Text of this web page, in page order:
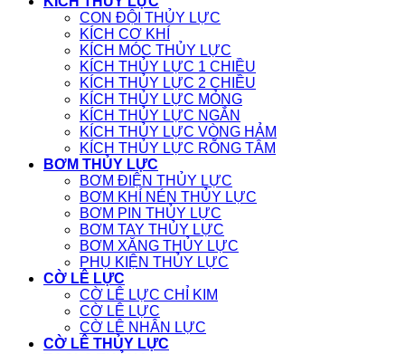
CON ĐỘI THỦY LỰC
KÍCH CƠ KHÍ
KÍCH MÓC THỦY LỰC
KÍCH THỦY LỰC 1 CHIỀU
KÍCH THỦY LỰC 2 CHIỀU
KÍCH THỦY LỰC MỎNG
KÍCH THỦY LỰC NGẮN
KÍCH THỦY LỰC VÒNG HẢM
KÍCH THỦY LỰC RỖNG TÂM
BƠM THỦY LỰC
BƠM ĐIỆN THỦY LỰC
BƠM KHÍ NÉN THỦY LỰC
BƠM PIN THỦY LỰC
BƠM TAY THỦY LỰC
BƠM XĂNG THỦY LỰC
PHỤ KIỆN THỦY LỰC
CỜ LÊ LỰC
CỜ LÊ LỰC CHỈ KIM
CỜ LÊ LỰC
CỜ LÊ NHÂN LỰC
CỜ LÊ THỦY LỰC